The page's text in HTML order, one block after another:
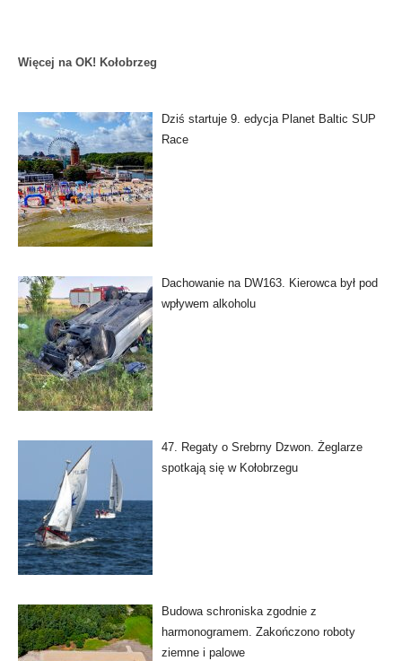
Więcej na OK! Kołobrzeg
Dziś startuje 9. edycja Planet Baltic SUP
Race
Dachowanie na DW163. Kierowca był pod
wpływem alkoholu
47. Regaty o Srebrny Dzwon. Żeglarze
spotkają się w Kołobrzegu
Budowa schroniska zgodnie z
harmonogramem. Zakończono roboty
ziemne i palowe